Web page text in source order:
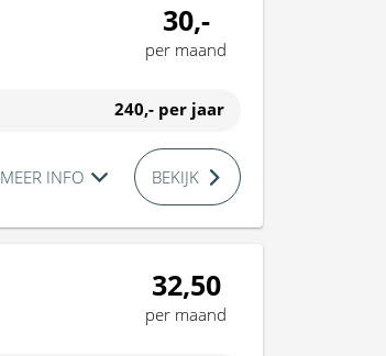
30,-
per maand
240,- per jaar
MEER INFO BEKIJK
32,50
per maand